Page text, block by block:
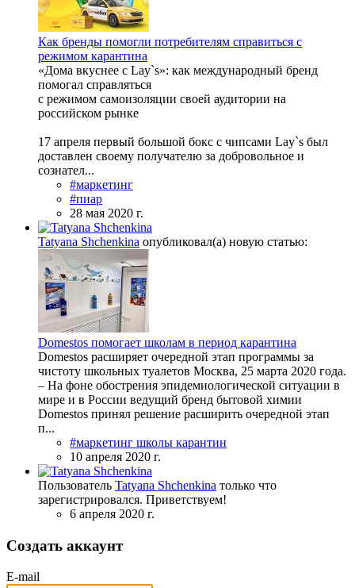
Как бренды помогли потребителям справиться с
режимом карантина
«Дома вкуснее с Lay`s»: как международный бренд
помогал справляться
с режимом самоизоляции своей аудитории на
российском рынке
17 апреля первый большой бокс с чипсами Lay`s был
доставлен своему получателю за добровольное и
сознател...
#маркетинг
#пиар
28 мая 2020 г.
Tatyana Shchenkina опубликовал(а) новую статью:
Domestos помогает школам в период карантина
Domestos расширяет очередной этап программы за
чистоту школьных туалетов Москва, 25 марта 2020 года.
– На фоне обострения эпидемиологической ситуации в
мире и в России ведущий бренд бытовой химии
Domestos принял решение расширить очередной этап
п...
#маркетинг школы карантин
10 апреля 2020 г.
Пользователь Tatyana Shchenkina только что
зарегистрировался. Приветствуем!
6 апреля 2020 г.
Создать аккаунт
E-mail